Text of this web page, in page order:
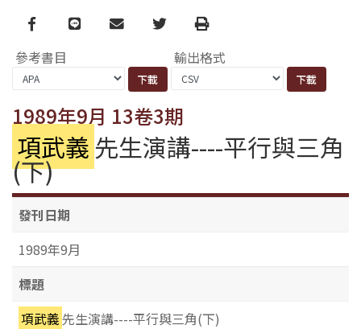
Facebook
line email TwitterPrint
參考書目 輸出格式
1989年9月 13卷3期
項武義 先生演講----平行與三角
(下)
發刊日期
1989年9月
標題
項武義先生演講----平行與三角(下)